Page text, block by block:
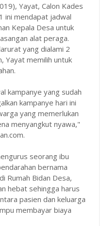
Yayat, Calon Kades
ini mendapat jadwal
Kepala Desa untuk
alat peraga.
yang dialami 2
Yayat memilih untuk
kampanye yang sudah
kampanye hari ini
yang memerlukan
menyangkut nyawa,"
seorang ibu
bernama
Rumah Bidan Desa,
hebat sehingga harus
pasien dan keluarga
membayar biaya